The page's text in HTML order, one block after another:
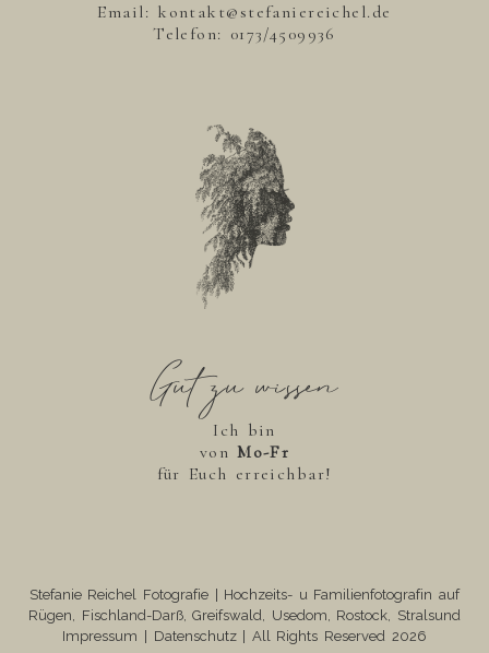
Email: kontakt@stefaniereichel.de
Telefon: 0173/4509936
Gut zu wissen
Ich bin
vonMo-Fr
für Euch erreichbar!
Stefanie Reichel Fotografie | Hochzeits- u Familienfotografin auf
Rügen, Fischland-Darß, Greifswald, Usedom, Rostock, Stralsund
Impressum
Datenschutz| All Rights Reserved 2026